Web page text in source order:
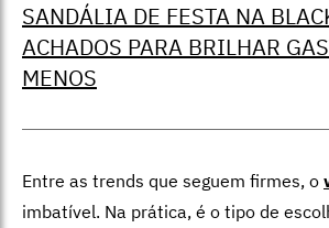
SANDÁLIA DE FESTA NA
ACHADOS PARA BRILHAR
MENOS
Entre as trends que seguem firmes, o
imbatível. Na prática, é o tipo de